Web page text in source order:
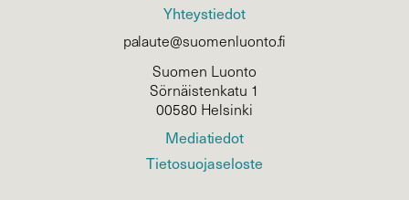
Yhteystiedot
palaute@suomenluonto.fi
Suomen Luonto
Sörnäistenkatu 1
00580 Helsinki
Mediatiedot
Tietosuojaseloste